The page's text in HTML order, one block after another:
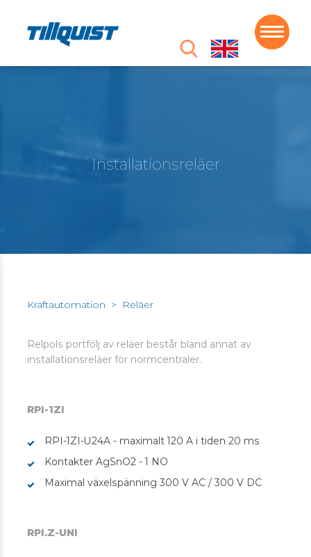
Installationsreläer
Kraftautomation > Reläer
Relpols portfölj av reläer består bland annat av
installationsreläer för normcentraler.
RPI-1ZI
RPI-1ZI-U24A - maximalt 120 A i tiden 20 ms
Kontakter AgSnO2 - 1 NO
Maximal växelspänning 300 V AC / 300 V DC
RPI.Z-UNI